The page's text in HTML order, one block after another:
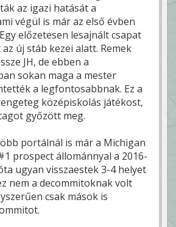
az igazi hatását a
végül is már az első évben
előzetesen lesajnált csapat
új stáb kezei alatt. Remek
JH, de ebben a
sokan maga a mester
a legfontosabbnak. Ez a
középiskolás játékost,
győzött meg.
portálnál is már a Michigan
prospect állománnyal a 2016-
ugyan visszaestek 3-4 helyet
nem a decommitoknak volt
csak mások is